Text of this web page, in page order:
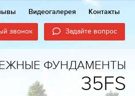
Видеогалерея Контакты
звонок Задайте вопрос
ФУНДАМЕНТЫ
35FS